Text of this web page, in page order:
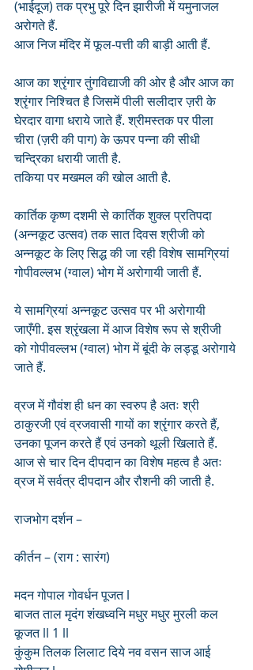
(भाईदूज) तक प्रभु पूरे दिन झारीजी में यमुनाजल
अरोगते हैं.
आज निज मंदिर में फूल-पत्ती की बाड़ी आती हैं.
आज का श्रृंगार तुंगविद्याजी की ओर है और आज का
श्रृंगार निश्चित है जिसमें पीली सलीदार ज़री के
घेरदार वागा धराये जाते हैं. श्रीमस्तक पर पीला
चीरा (ज़री की पाग) के ऊपर पन्ना की सीधी
चन्द्रिका धरायी जाती है.
तकिया पर मखमल की खोल आती है.
कार्तिक कृष्ण दशमी से कार्तिक शुक्ल प्रतिपदा
(अन्नकूट उत्सव) तक सात दिवस श्रीजी को
अन्नकूट के लिए सिद्ध की जा रही विशेष सामग्रियां
गोपीवल्लभ (ग्वाल) भोग में अरोगायी जाती हैं.
ये सामग्रियां अन्नकूट उत्सव पर भी अरोगायी
जाएँगी. इस श्रृंखला में आज विशेष रूप से श्रीजी
को गोपीवल्लभ (ग्वाल) भोग में बूंदी के लड्डू अरोगाये
जाते हैं.
व्रज में गौवंश ही धन का स्वरुप है अतः श्री
ठाकुरजी एवं व्रजवासी गायों का श्रृंगार करते हैं,
उनका पूजन करते हैं एवं उनको थूली खिलाते हैं.
आज से चार दिन दीपदान का विशेष महत्व है अतः
व्रज में सर्वत्र दीपदान और रौशनी की जाती है.
राजभोग दर्शन –
कीर्तन – (राग : सारंग)
मदन गोपाल गोवर्धन पूजत l
बाजत ताल मृदंग शंखध्वनि मधुर मधुर मुरली कल
कूजत ll 1 ll
कुंकुम तिलक लिलाट दिये नव वसन साज आई